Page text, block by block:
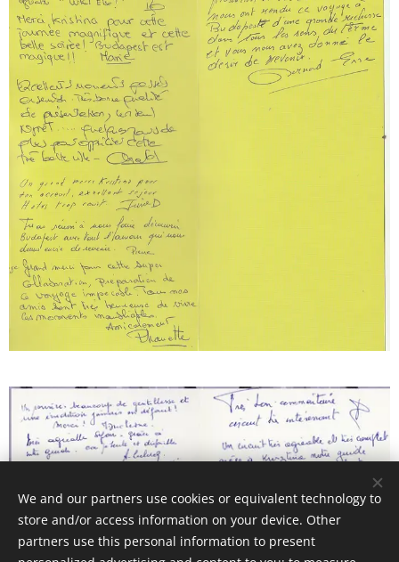
We and our partners use cookies or equivalent technology to
store and/or access information on your device. Other
partners use this personal information to present